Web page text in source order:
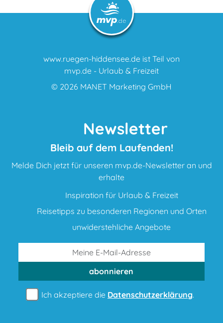
www.ruegen-hiddensee.de ist Teil von
mvp.de - Urlaub & Freizeit
© 2026 MANET Marketing GmbH
Newsletter
Bleib auf dem Laufenden!
Melde Dich jetzt für unseren mvp.de-Newsletter an und
erhalte
Inspiration für Urlaub & Freizeit
Reisetipps zu besonderen Regionen und Orten
unwiderstehliche Angebote
abonnieren
Ich akzeptiere die Datenschutzerklärung.